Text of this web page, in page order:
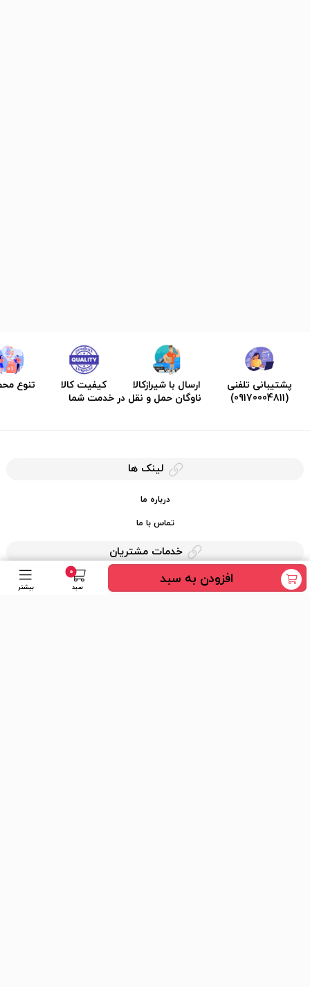
افزودن به سبد 0
سبد بیشتر
پشتیبانی تلفنی
(09170004811)
ارسال با شیرازکالا
ناوگان حمل و نقل در خدمت شما
کیفیت کالا تنوع
لینک ها
درباره ما
تماس با ما
خدمات مشتریان
حریم خصوصی